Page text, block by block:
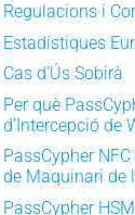
Regulacions i
Estadístiques
Cas d’Ús Sobirà
Per què
d’Intercepció de
PassCypher
de Maquinari de
PassCypher